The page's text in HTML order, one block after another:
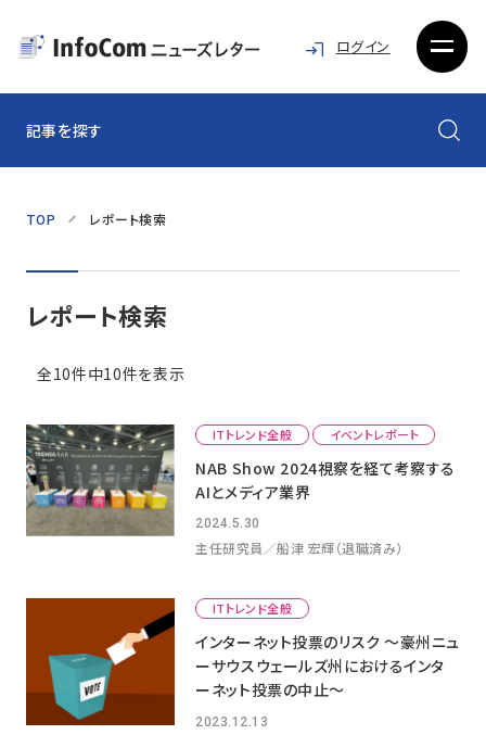
ログイン
記事を探す
TOP レポート検索
レポート検索
全10件中10件を表示
ITトレンド全般 イベントレポート
NAB Show 2024視察を経て考察する
AIとメディア業界
2024.5.30
主任研究員／船津 宏輝（退職済み）
ITトレンド全般
インターネット投票のリスク ～豪州ニュ
ーサウスウェールズ州におけるインタ
ーネット投票の中止～
2023.12.13